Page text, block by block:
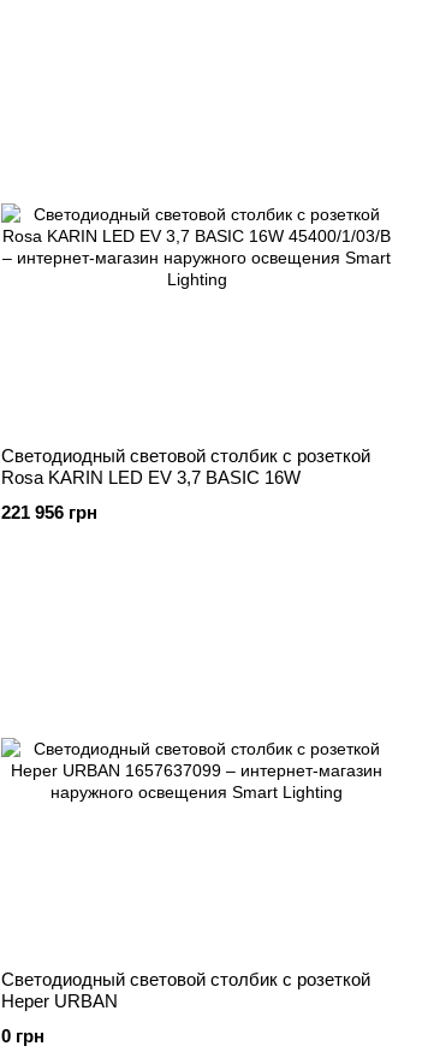
Светодиодный световой столбик с розеткой
Rosa KARIN LED EV 3,7 BASIC 16W
221 956 грн
Светодиодный световой столбик с розеткой
Heper URBAN
0 грн